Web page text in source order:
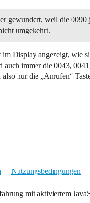
gewundert, weil die 0090
umgekehrt.
Display angezeigt, wie
auch immer die 0043,
nur die „Anrufen“
Nutzungsbedingungen
mit aktiviertem